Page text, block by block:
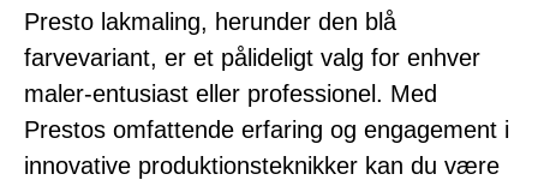
Presto lakmaling, herunder den blå
farvevariant, er et pålideligt valg for enhver
maler-entusiast eller professionel. Med
Prestos omfattende erfaring og engagement i
innovative produktionsteknikker kan du være